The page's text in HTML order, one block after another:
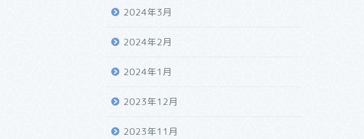
2024年3月
2024年2月
2024年1月
2023年12月
2023年11月